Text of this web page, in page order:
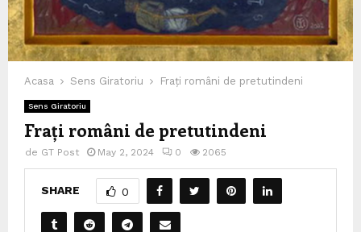
Acasa Sens Giratoriu Frați români de pretutindeni
Sens Giratoriu
Frați români de pretutindeni
de GT Post May 2, 2024 0 2065
SHARE 0